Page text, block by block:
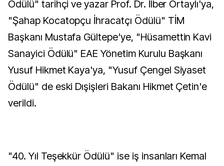
Ödülü" tarihçi ve yazar Prof. Dr. İlber Ortaylı'ya,
"Şahap Kocatopçu İhracatçı Ödülü" TİM
Başkanı Mustafa Gültepe'ye, "Hüsamettin Kavi
Sanayici Ödülü" EAE Yönetim Kurulu Başkanı
Yusuf Hikmet Kaya'ya, "Yusuf Çengel Siyaset
Ödülü" de eski Dışişleri Bakanı Hikmet Çetin'e
verildi.
"40. Yıl Teşekkür Ödülü" ise iş insanları Kemal